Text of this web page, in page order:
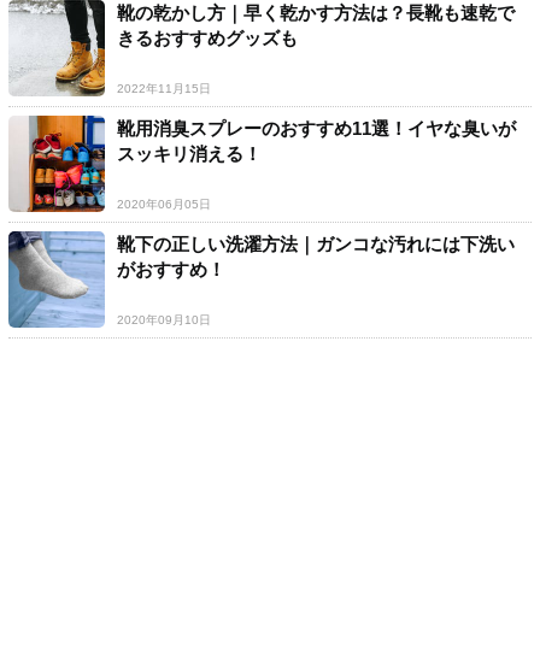
靴の乾かし方｜早く乾かす方法は？長靴も速乾で
きるおすすめグッズも
2022年11月15日
靴用消臭スプレーのおすすめ11選！イヤな臭いが
スッキリ消える！
2020年06月05日
靴下の正しい洗濯方法｜ガンコな汚れには下洗い
がおすすめ！
2020年09月10日